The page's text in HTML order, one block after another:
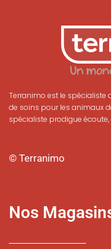
Terranimo est le spécialiste
de soins pour les animaux
spécialiste prodigue
© Terranimo
Nos